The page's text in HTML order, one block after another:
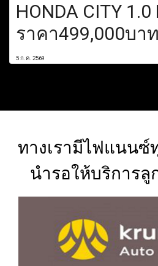
HONDA CITY 1.0
ราคา499,000บาท
5 ก.ค. 2569
ทางเรามีไฟแนน
นำรอให้บริการลู